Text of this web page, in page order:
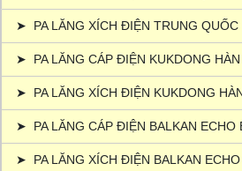
➤ PA LĂNG XÍCH ĐIỆN TRUNG QUỐC
➤ PA LĂNG CÁP ĐIỆN KUKDONG
➤ PA LĂNG XÍCH ĐIỆN KUKDONG
➤ PA LĂNG CÁP ĐIỆN BALKAN ECHO
➤ PA LĂNG XÍCH ĐIỆN BALKAN